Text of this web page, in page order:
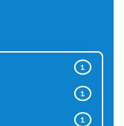
1
1
1